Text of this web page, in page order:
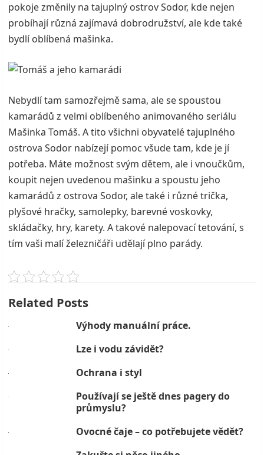
pokoje změnily na tajuplný ostrov Sodor, kde nejen
probíhají různá zajímavá dobrodružství, ale kde také
bydlí oblíbená mašinka.
Nebydlí tam samozřejmě sama, ale se spoustou
kamarádů z velmi oblíbeného animovaného seriálu
Mašinka Tomáš. A tito všichni obyvatelé tajuplného
ostrova Sodor nabízejí pomoc všude tam, kde je jí
potřeba. Máte možnost svým dětem, ale i vnoučkům,
koupit nejen uvedenou mašinku a spoustu jeho
kamarádů z ostrova Sodor, ale také i různé trička,
plyšové hračky, samolepky, barevné voskovky,
skládačky, hry, karety. A takové nalepovací tetování, s
tím vaši malí železničáři udělají plno parády.
Related Posts
Výhody manuální práce.
Lze i vodu závidět?
Ochrana i styl
Používají se ještě dnes pagery do
průmyslu?
Ovocné čaje – co potřebujete vědět?